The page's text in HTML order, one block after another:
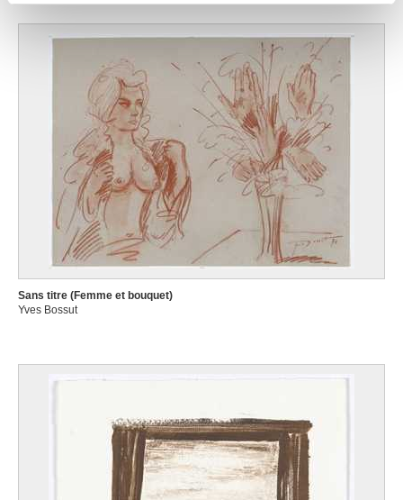
notre site avec nos partenaires de médias sociaux, de
publicité et d'analyse, qui peuvent combiner celles-ci
avec d'autres informations que vous leur avez fournies
ou qu'ils ont collectées lors de votre utilisation de leurs
Sans titre (Femme et bouquet)
Yves Bossut